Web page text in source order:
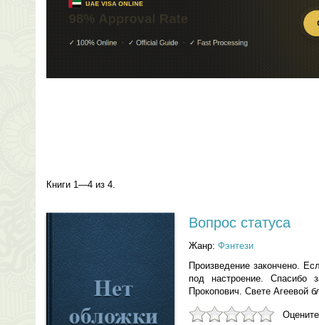
Книги 1—4 из 4.
Вопрос статуса
Жанр: Фэнтези
Произведение закончено.
под настроение.
Прокопович. Свете Агеевой